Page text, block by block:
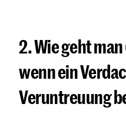
2. Wie geht man
wenn ein
Veruntreuung